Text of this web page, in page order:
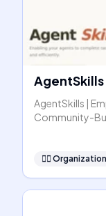
AgentSkills
AgentSkills |
Community-
🧞‍♂️